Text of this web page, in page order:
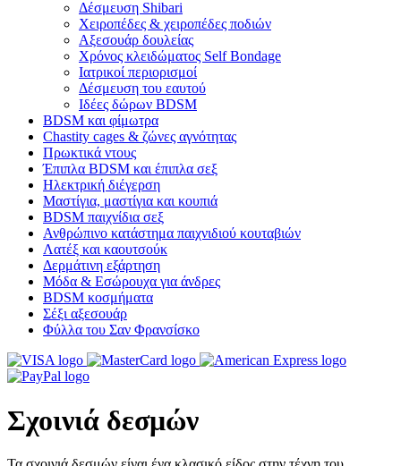
Δέσμευση Shibari
Χειροπέδες & χειροπέδες ποδιών
Αξεσουάρ δουλείας
Χρόνος κλειδώματος Self Bondage
Ιατρικοί περιορισμοί
Δέσμευση του εαυτού
Ιδέες δώρων BDSM
BDSM και φίμωτρα
Chastity cages & ζώνες αγνότητας
Πρωκτικά ντους
Έπιπλα BDSM και έπιπλα σεξ
Ηλεκτρική διέγερση
Μαστίγια, μαστίγια και κουπιά
BDSM παιχνίδια σεξ
Ανθρώπινο κατάστημα παιχνιδιού κουταβιών
Λατέξ και καουτσούκ
Δερμάτινη εξάρτηση
Μόδα & Εσώρουχα για άνδρες
BDSM κοσμήματα
Σέξι αξεσουάρ
Φύλλα του Σαν Φρανσίσκο
Σχοινιά δεσμών